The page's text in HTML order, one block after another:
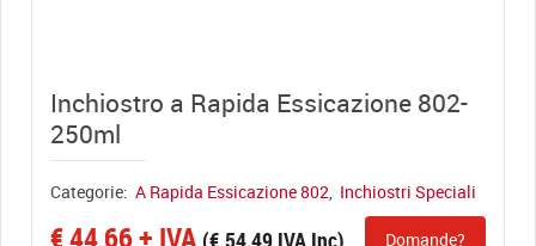
Inchiostro a Rapida Essicazione 802-
250ml
Categorie: A Rapida Essicazione 802 Inchiostri Speciali
€44,66+ IVA (€ 54,49 IVA Inc) Domande?